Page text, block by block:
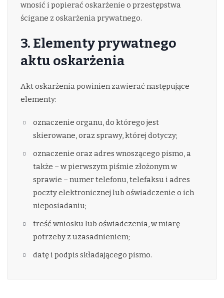
wnosić i popierać oskarżenie o przestępstwa
ścigane z oskarżenia prywatnego.
3. Elementy prywatnego
aktu oskarżenia
Akt oskarżenia powinien zawierać następujące
elementy:
oznaczenie organu, do którego jest
skierowane, oraz sprawy, której dotyczy;
oznaczenie oraz adres wnoszącego pismo, a
także – w pierwszym piśmie złożonym w
sprawie – numer telefonu, telefaksu i adres
poczty elektronicznej lub oświadczenie o ich
nieposiadaniu;
treść wniosku lub oświadczenia, w miarę
potrzeby z uzasadnieniem;
datę i podpis składającego pismo.